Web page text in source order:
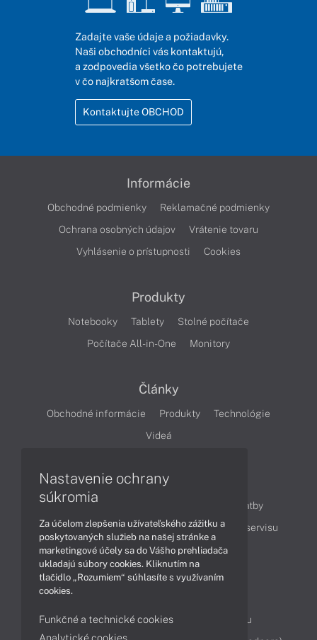
Zadajte vaše údaje a požiadavky.
Naši obchodníci vás kontaktujú,
a zodpovedia všetko čo potrebujete
v čo najkratšom čase.
Kontaktujte OBCHOD
Informácie
Obchodné podmienky
Reklamačné podmienky
Ochrana osobných údajov
Vrátenie tovaru
Vyhlásenie o prístupnosti
Cookies
Produkty
Notebooky Tablety
Stolné počítače
Počítače All-in-One
Monitory
Články
Obchodné informácie Produkty
Technológie
Videá
Obsah
Ako nakupovať
Možnosti doručenia a platby
Podpora a servis
Servisné služby Cenník servisu
Kontakty
Servisné oddelenie
Reklamácia tovaru
Nastavenie ochrany
súkromia
Za účelom zlepšenia užívateľského zážitku a
poskytovaných služieb na našej stránke a
marketingové účely sa do Vášho prehliadača
ukladajú súbory cookies. Kliknutím na
tlačidlo „Rozumiem“ súhlasíte s využívaním
cookies.
Funkčné a technické cookies
Analytické cookies